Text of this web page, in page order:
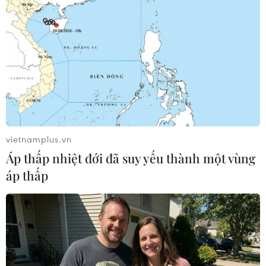
Theo dõi VietnamPlus
TIN LIÊN QUAN
vietnamplus.vn
Áp thấp nhiệt đới đã suy yếu thành một vùng
áp thấp